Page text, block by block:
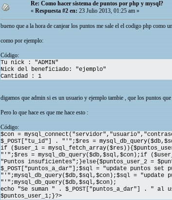
Re: Como hacer sistema de puntos por php y mysql?
«Respuesta #2 en:23 Julio 2013, 01:25 am »
bueno que a la hora de canjear los puntos me sale el el codigo php como
como por ejemplo:
Código:
Tu nick : "ADMIN"
Nick del beneficiado: "ejemplo"
Cantidad : 1
digamos que admin si es un usuario y ejemplo tambie , que los puntos
Pero lo que hace es que me hace esto :
Código:
$con =
$_POST["tu_id"] . "'";$res =
if ($user_1 =
"'";$res = mysql_db_query($db,$sql,$con);if
"Puntos insuficientes";}else{$puntos_user_2 =
$_POST["puntos_a_dar"];$sql = "update puntos
"'";mysql_db_query($db,$sql,$con);$sql =
"'";mysql_db_query($db,$sql,$con);
echo "Se suman " . $_POST["puntos_a_dar"] . "
$puntos_user_1;}?>